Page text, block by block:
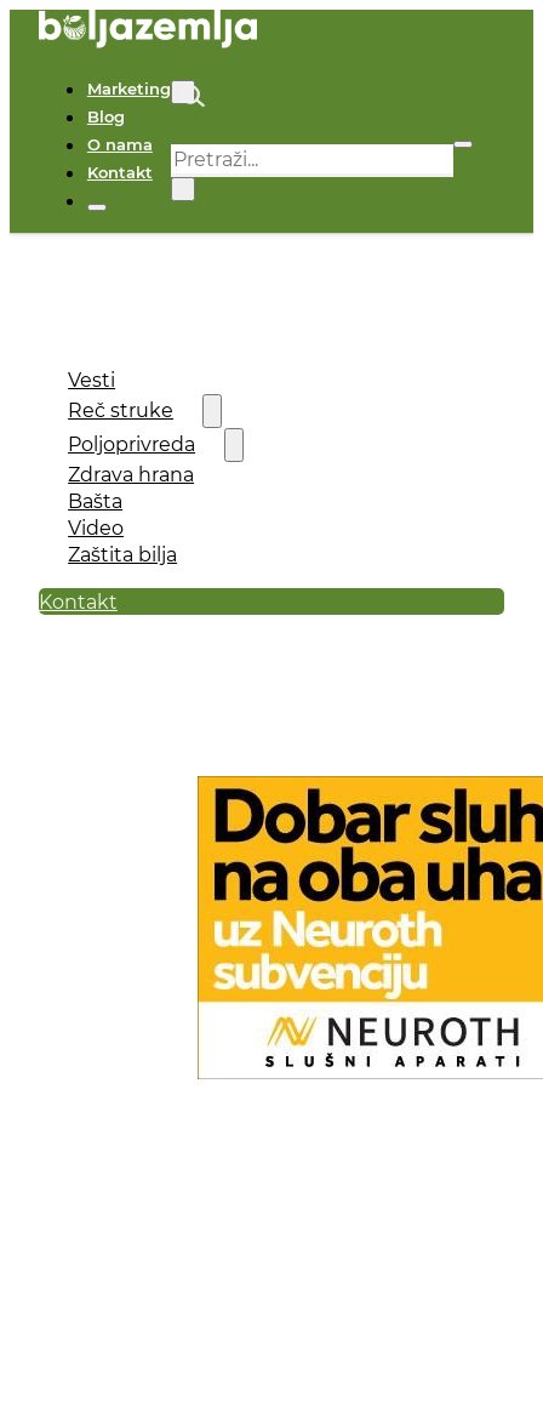
Marketing
Blog
O nama
Kontakt
Pretraga
Vesti
Reč struke
Poljoprivreda
Zdrava hrana
Bašta
Video
Zaštita bilja
Kontakt